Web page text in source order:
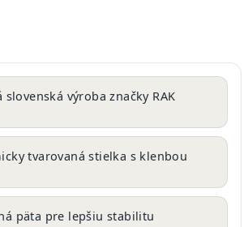
slovenská výroba značky RAK
tvarovaná stielka s klenbou
päta pre lepšiu stabilitu